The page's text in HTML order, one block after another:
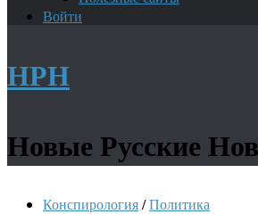
Войти
НРН
Новые Русские
Конспирология/Политика